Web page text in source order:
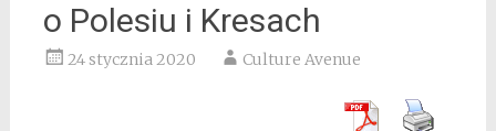
o Polesiu i Kresach
24 stycznia 2020 Culture Avenue